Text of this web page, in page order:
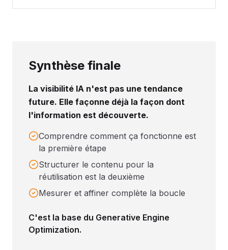
Synthèse finale
La visibilité IA n'est pas une tendance
future. Elle façonne déjà la façon dont
l'information est découverte.
Comprendre comment ça fonctionne est
la première étape
Structurer le contenu pour la
réutilisation est la deuxième
Mesurer et affiner complète la boucle
C'est la base du Generative Engine
Optimization.